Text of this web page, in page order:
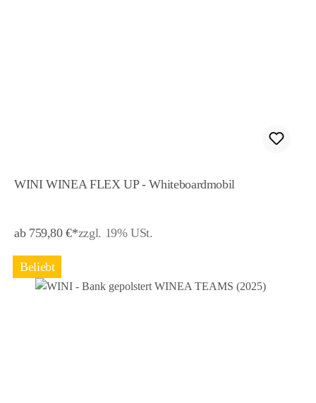
WINI WINEA FLEX UP - Whiteboardmobil
ab 759,80 €*zzgl. 19% USt.
Beliebt